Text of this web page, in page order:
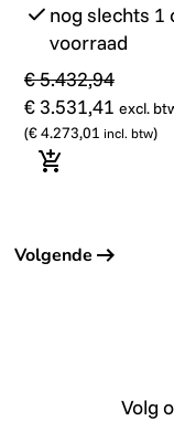
nog slechts 1
voorraad
€ 5.432,94
€ 3.531,41 excl.
(€ 4.273,01 incl. btw)
In winkelmandje
Volgende
Volg